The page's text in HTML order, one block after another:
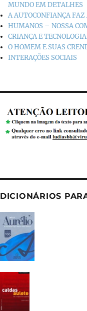
MUNDO EM DETALHES
A AUTOCONFIANÇA FAZ
HUMANOS – NOSSA
CRIANÇA E TECNOLOGIA
O HOMEM E SUAS
INTERAÇÕES SOCIAIS
DICIONÁRIOS